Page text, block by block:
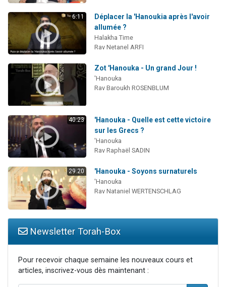
6:11
Déplacer la 'Hanoukia après l'avoir
allumée ?
Halakha Time
Rav Netanel ARFI
Zot 'Hanouka - Un grand Jour !
'Hanouka
Rav Baroukh ROSENBLUM
40:23
'Hanouka - Quelle est cette victoire
sur les Grecs ?
'Hanouka
Rav Raphaël SADIN
29:20 'Hanouka - Soyons surnaturels
'Hanouka
Rav Nataniel WERTENSCHLAG
Newsletter Torah-Box
Pour recevoir chaque semaine les nouveaux cours et
articles, inscrivez-vous dès maintenant :